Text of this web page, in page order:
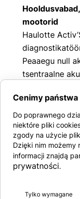
mootorid
Haulotte
Peaaegu null
tsentraalne
küljekatted
Tihvtide,
kinnituste
Lihtne
Maksimaalne
Cenimy
Do poprawnego
niektóre pliki
zgody na użycie
Dzięki nim możemy
informacji znajdą
prywatności.
Tylko wymagane